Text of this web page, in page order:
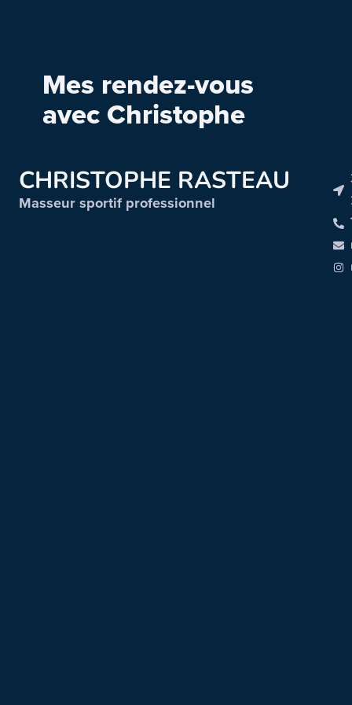
Mes rendez-vous
avec Christophe
CHRISTOPHE RASTEAU
Masseur sportif professionnel